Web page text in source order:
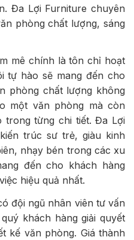
Đa Lợi Furniture chuyên
phòng chất lượng, sáng
mê chính là tôn chỉ hoạt
tự hào sẽ mang đến cho
phòng chất lượng không
một văn phòng mà còn
trong từng chi tiết. Đa Lợi
trúc sư trẻ, giàu kinh
nhạy bén trong các xu
đến cho khách hàng
hiệu quả nhất.
đội ngũ nhân viên tư vấn
khách hàng giải quyết
kế văn phòng. Giá thành